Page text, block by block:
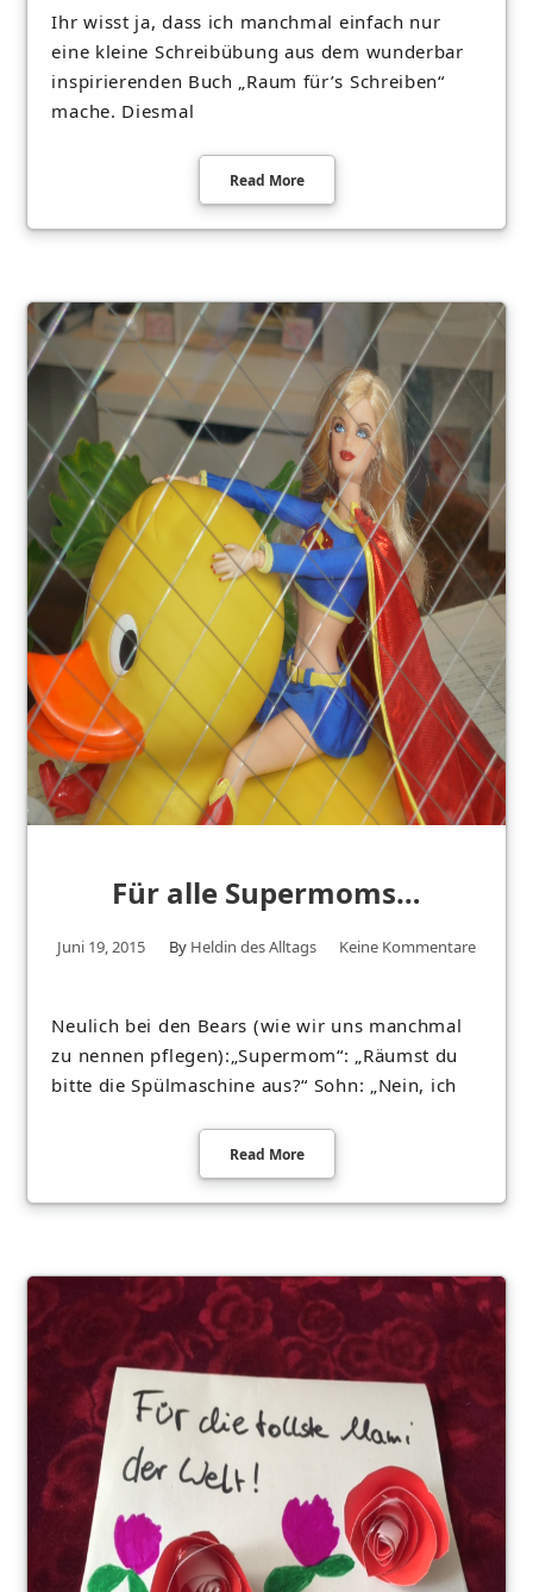
Ihr wisst ja, dass ich manchmal einfach nur
eine kleine Schreibübung aus dem wunderbar
inspirierenden Buch „Raum für’s Schreiben“
mache. Diesmal
Read More
Für alle Supermoms…
Juni 19, 2015 By Heldin des Alltags Keine Kommentare
Neulich bei den Bears (wie wir uns manchmal
zu nennen pflegen):„Supermom“: „Räumst du
bitte die Spülmaschine aus?“ Sohn: „Nein, ich
Read More